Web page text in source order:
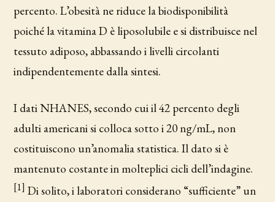
percento. L’obesità ne riduce la biodisponibilità
poiché la vitamina D è liposolubile e si distribuisce nel
tessuto adiposo, abbassando i livelli circolanti
indipendentemente dalla sintesi.
I dati NHANES, secondo cui il 42 percento degli
adulti americani si colloca sotto i 20 ng/mL, non
costituiscono un’anomalia statistica. Il dato si è
mantenuto costante in molteplici cicli dell’indagine.
[1] Di solito, i laboratori considerano “sufficiente” un